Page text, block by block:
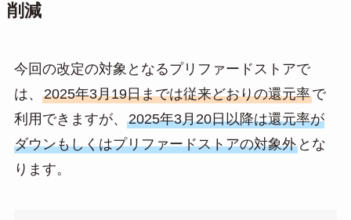
削減
今回の改定の対象となるプリファードストアで
は、 2025年3月19日までは従来どおりの還元率で
利用できますが、 2025年3月20日以降は還元率が
ダウンもしくはプリファードストアの対象外とな
ります。